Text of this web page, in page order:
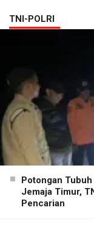
TNI-POLRI
Potongan
Jemaja Timur,
Pencarian